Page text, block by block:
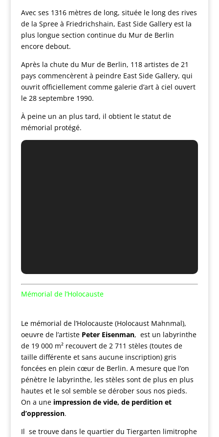
Avec ses 1316 mètres de long, située le long des rives
de la Spree à Friedrichshain, East Side Gallery est la
plus longue section continue du Mur de Berlin
encore debout.
Après la chute du Mur de Berlin, 118 artistes de 21
pays commencèrent à peindre East Side Gallery, qui
ouvrit officiellement comme galerie d’art à ciel ouvert
le 28 septembre 1990.
À peine un an plus tard, il obtient le statut de
mémorial protégé.
Mémorial de l’Holocauste
Le mémorial de l’Holocauste (Holocaust Mahnmal),
oeuvre de l’artiste Peter Eisenman, est un labyrinthe
de 19 000 m² recouvert de 2 711 stèles (toutes de
taille différente et sans aucune inscription) gris
foncées en plein cœur de Berlin. A mesure que l’on
pénètre le labyrinthe, les stèles sont de plus en plus
hautes et le sol semble se dérober sous nos pieds.
On a une impression de vide, de perdition et
d’oppression.
Il se trouve dans le quartier du Tiergarten limitrophe